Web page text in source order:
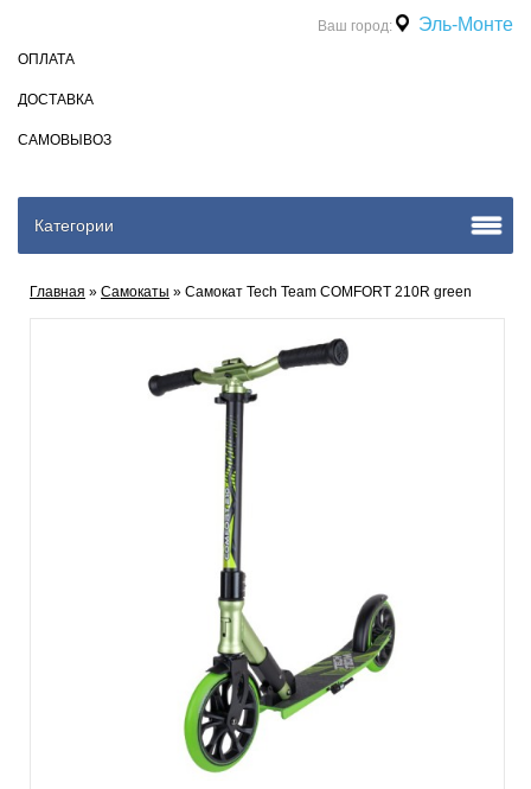
Ваш город: Эль-Монте
ОПЛАТА
ДОСТАВКА
САМОВЫВОЗ
Категории
Главная » Самокаты » Самокат Tech Team COMFORT 210R green